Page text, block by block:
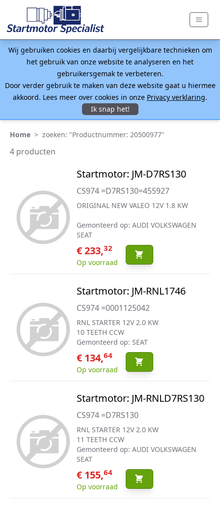
Wij gebruiken cookies en daarbij vergelijkbare technieken om
het gebruik van onze website te analyseren en het
gebruikersgemak te verbeteren.
Door verder gebruik te maken van deze website gaat u hiermee
akkoord. Lees meer over cookies in onze Privacy verklaring.
Ik snap het!
Home > zoeken: "Productnummer: 20500977"
4 producten
Startmotor: JM-D7RS130
CS974 =D7RS130=455927
ORIGINAL NEW VALEO 12V 1.8 KW
Gemonteerd op: AUDI VOLKSWAGEN
SEAT
€ 233,32
Op voorraad
Startmotor: JM-RNL1746
CS974 =0001125042
RNL STARTER 12V 2.0 KW
10 TEETH CCW
Gemonteerd op: SEAT
€ 134,64
Op voorraad
Startmotor: JM-RNLD7RS130
CS974 =D7RS130
RNL STARTER 12V 2.0 KW
11 TEETH CCW
Gemonteerd op: AUDI VOLKSWAGEN
SEAT
€ 155,64
Op voorraad